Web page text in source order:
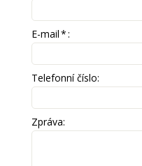
E-mail*:
Telefonní číslo:
Zpráva: